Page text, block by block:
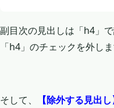
副目次の見出しは「h4」
「h4」のチェックを外しま
そして、 【除外する見出し】